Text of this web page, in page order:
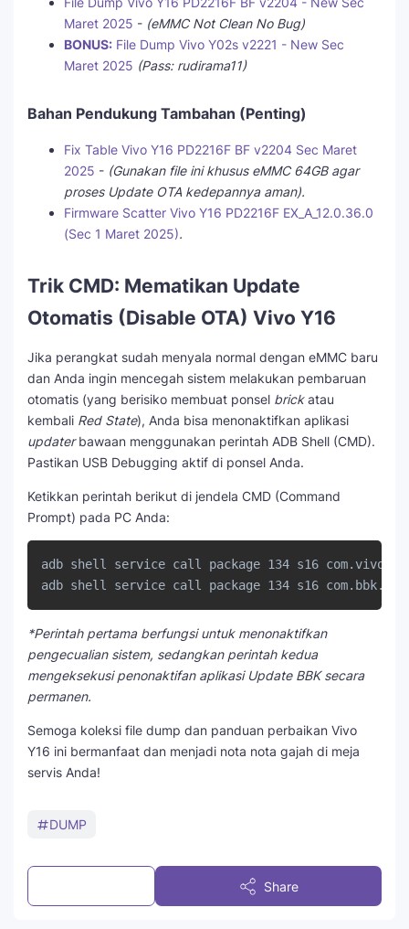
Maret 2025 - (eMMC Not Clean No Bug)
BONUS: File Dump Vivo Y02s v2221 - New Sec
Maret 2025 (Pass: rudirama11)
Bahan Pendukung Tambahan (Penting)
Fix Table Vivo Y16 PD2216F BF v2204 Sec Maret
2025 - (Gunakan file ini khusus eMMC 64GB agar
proses Update OTA kedepannya aman).
Firmware Scatter Vivo Y16 PD2216F EX_A_12.0.36.0
(Sec 1 Maret 2025).
Trik CMD: Mematikan Update
Otomatis (Disable OTA) Vivo Y16
Jika perangkat sudah menyala normal dengan eMMC baru
dan Anda ingin mencegah sistem melakukan pembaruan
otomatis (yang berisiko membuat ponsel brickatau
kembali Red State), Anda bisa menonaktifkan aplikasi
updaterbawaan menggunakan perintah ADB Shell (CMD).
Pastikan USB Debugging aktif di ponsel Anda.
Ketikkan perintah berikut di jendela CMD (Command
Prompt) pada PC Anda:
adb shell service call package 134 s16
*Perintah pertama berfungsi untuk menonaktifkan
pengecualian sistem, sedangkan perintah kedua
mengeksekusi penonaktifan aplikasi Update BBK secara
permanen.
Semoga koleksi file dump dan panduan perbaikan Vivo
Y16 ini bermanfaat dan menjadi nota nota gajah di meja
servis Anda!
DUMP
Share